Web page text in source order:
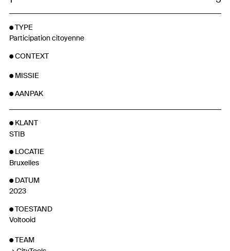
TYPE
Participation citoyenne
CONTEXT
MISSIE
AANPAK
KLANT
STIB
LOCATIE
Bruxelles
DATUM
2023
TOESTAND
Voltooid
TEAM